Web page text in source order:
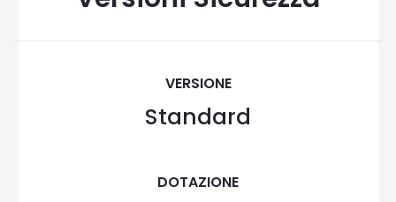
VERSIONE
Standard
DOTAZIONE